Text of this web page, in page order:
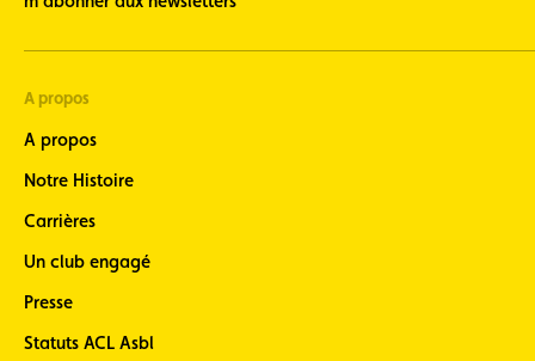
A propos
A propos
Notre Histoire
Carrières
Un club engagé
Presse
Statuts ACL Asbl